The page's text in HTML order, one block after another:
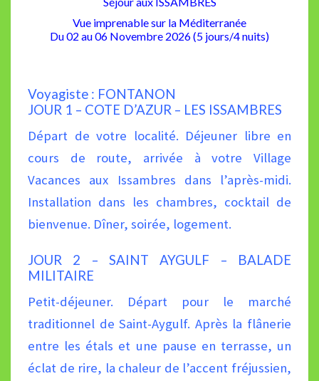
Vue imprenable sur la Méditerranée
Du 02 au 06 Novembre 2026 (5 jours/4 nuits)
Voyagiste : FONTANON
JOUR 1 – COTE D’AZUR – LES ISSAMBRES
Départ de votre localité. Déjeuner libre en
cours de route, arrivée à votre Village
Vacances aux Issambres dans l’après-midi.
Installation dans les chambres, cocktail de
bienvenue. Dîner, soirée, logement.
JOUR 2 – SAINT AYGULF – BALADE
MILITAIRE
Petit-déjeuner. Départ pour le marché
traditionnel de Saint-Aygulf. Après la flânerie
entre les étals et une pause en terrasse, un
éclat de rire, la chaleur de l’accent fréjussien,